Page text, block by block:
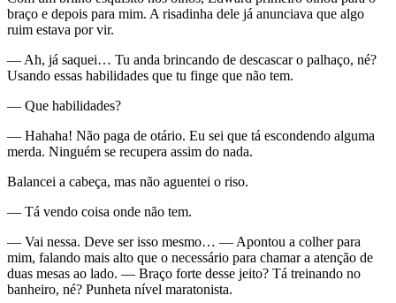
braço e depois para mim. A risadinha dele já anunciava que algo
ruim estava por vir.
— Ah, já saquei… Tu anda brincando de descascar o palhaço, né?
Usando essas habilidades que tu finge que não tem.
— Que habilidades?
— Hahaha! Não paga de otário. Eu sei que tá escondendo alguma
merda. Ninguém se recupera assim do nada.
Balancei a cabeça, mas não aguentei o riso.
— Tá vendo coisa onde não tem.
— Vai nessa. Deve ser isso mesmo… — Apontou a colher para
mim, falando mais alto que o necessário para chamar a atenção de
duas mesas ao lado. — Braço forte desse jeito? Tá treinando no
banheiro, né? Punheta nível maratonista.